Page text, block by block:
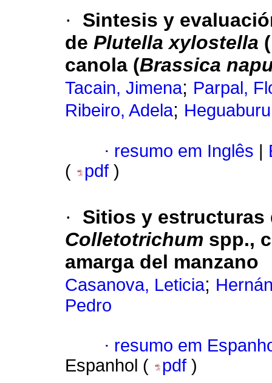
·
Sintesis y
de Plutella xylostella
canola (Brassica
Tacain, Jimena; Parpal,
Ribeiro, Adela;
· resumo em Inglês
(
pdf )
·
Sitios y estructuras
Colletotrichum spp.,
amarga del manzano
Casanova, Leticia;
Pedro
· resumo em
Espanhol (
pdf )